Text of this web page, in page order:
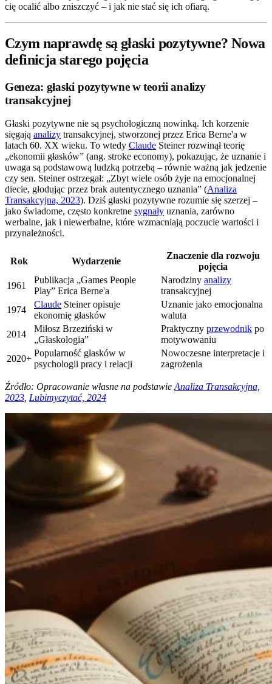
cię ocalić albo zniszczyć – i jak nie stać się ich ofiarą.
Czym naprawdę są głaski pozytywne? Nowa
definicja starego pojęcia
Geneza: głaski pozytywne w teorii analizy
transakcyjnej
Głaski pozytywne nie są psychologiczną nowinką. Ich korzenie
sięgają analizy transakcyjnej, stworzonej przez Erica Berne'a w
latach 60. XX wieku. To wtedy Claude Steiner rozwinął teorię
„ekonomii głasków” (ang. stroke economy), pokazując, że uznanie i
uwaga są podstawową ludzką potrzebą – równie ważną jak jedzenie
czy sen. Steiner ostrzegał: „Zbyt wiele osób żyje na emocjonalnej
diecie, głodując przez brak autentycznego uznania” (Analiza
Transakcyjna, 2023). Dziś głaski pozytywne rozumie się szerzej –
jako świadome, często konkretne sygnały uznania, zarówno
werbalne, jak i niewerbalne, które wzmacniają poczucie wartości i
przynależności.
Rok Wydarzenie
Znaczenie dla rozwoju
pojęcia
1961
Publikacja „Games People
Play” Erica Berne'a
Narodziny analizy
transakcyjnej
1974
Claude Steiner opisuje
ekonomię głasków
Uznanie jako emocjonalna
waluta
2014
Miłosz Brzeziński w
„Głaskologia”
Praktyczny przewodnik po
motywowaniu
2020+
Popularność głasków w
psychologii pracy i relacji
Nowoczesne interpretacje i
zagrożenia
Źródło: Opracowanie własne na podstawie Analiza Transakcyjna,
2023 Lubimyczytać, 2024